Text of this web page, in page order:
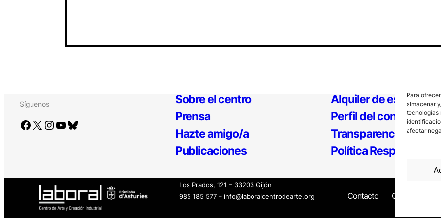
Para
almacenar
tecnologías
afectar
Síguenos
Facebook X Instagram YouTube Bluesky
Sobre el centro
Prensa
Hazte amigo/a
Publicaciones
Alquiler de espacios
Perfil del contratante
Transparencia
Política Responsable
Los Prados, 121 – 33203 Gijón
985 185 577 – info@laboralcentrodearte.org
Contacto Canal Interno